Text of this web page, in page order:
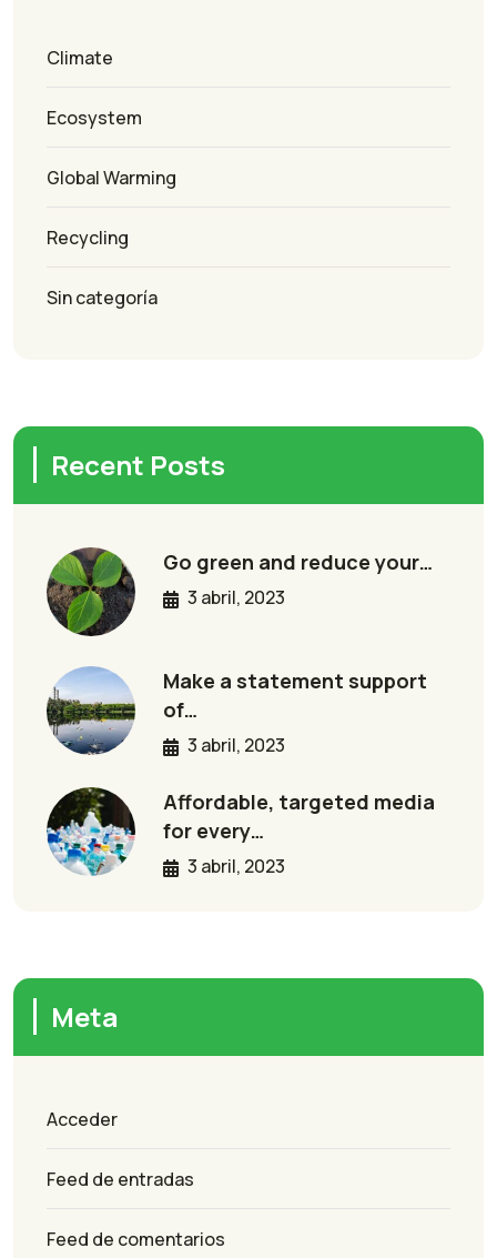
Climate
Ecosystem
Global Warming
Recycling
Sin categoría
Recent Posts
Go green and reduce your…
3 abril, 2023
Make a statement support
of…
3 abril, 2023
Affordable, targeted media
for every…
3 abril, 2023
Meta
Acceder
Feed de entradas
Feed de comentarios